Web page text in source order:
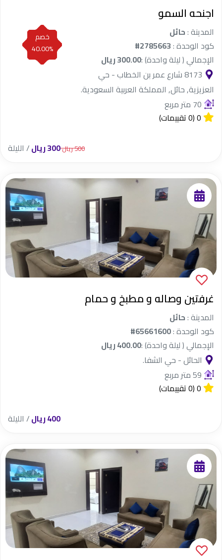
اجنحه السمو
المدينة :حائل
كود الوحدة :#2785663
الإجمالي ( ليلة واحدة) :300.00 ريال
8173 شارع عمر بن الخطاب - حي
العزيزية, حائل, المملكة العربية السعودية.
70 متر مربع
خصم
40.00%
0(0 تقييمات)
500 ريال 300 ريال / الليلة
غرفتين وصاله و مطبخ و حمام
المدينة :حائل
كود الوحدة :#65661600
الإجمالي ( ليلة واحدة) :400.00 ريال
الحائل - حي الشفا.
59 متر مربع
0(0 تقييمات)
400 ريال / الليلة